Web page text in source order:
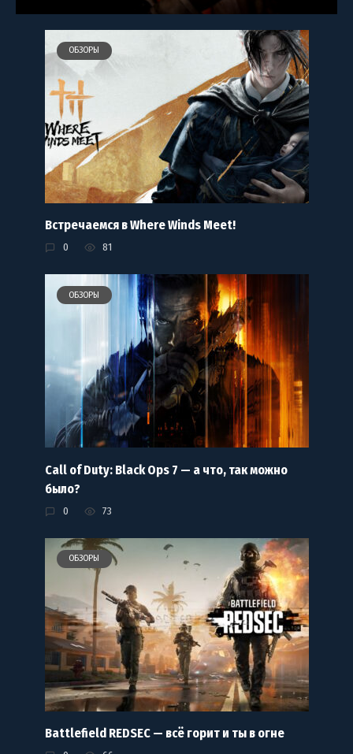
ОБЗОРЫ
Встречаемся в Where Winds Meet!
0 81
ОБЗОРЫ
Call of Duty: Black Ops 7 — а что, так можно
было?
0 73
ОБЗОРЫ
Battlefield REDSEC — всё горит и ты в огне